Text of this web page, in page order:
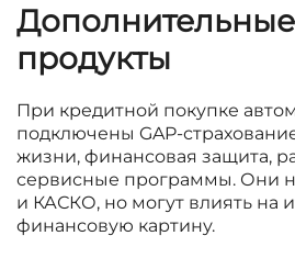
продукты
При кредитной покупке
подключены GAP-
жизни, финансовая защита,
сервисные программы. Они
и КАСКО, но могут влиять на
финансовую картину.